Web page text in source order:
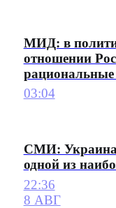
МИД: в
отношении
03:04
СМИ: Украина
одной из
22:36
8 АВГ